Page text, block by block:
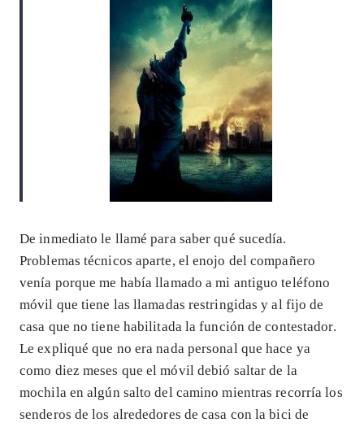
De inmediato le llamé para saber qué sucedía.
Problemas técnicos aparte, el enojo del compañero
venía porque me había llamado a mi antiguo teléfono
móvil que tiene las llamadas restringidas y al fijo de
casa que no tiene habilitada la función de contestador.
Le expliqué que no era nada personal que hace ya
como diez meses que el móvil debió saltar de la
mochila en algún salto del camino mientras recorría los
senderos de los alrededores de casa con la bici de